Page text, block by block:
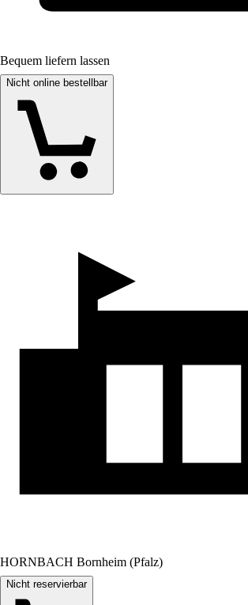
Bequem liefern lassen
Nicht online bestellbar
HORNBACH Bornheim (Pfalz)
Nicht reservierbar